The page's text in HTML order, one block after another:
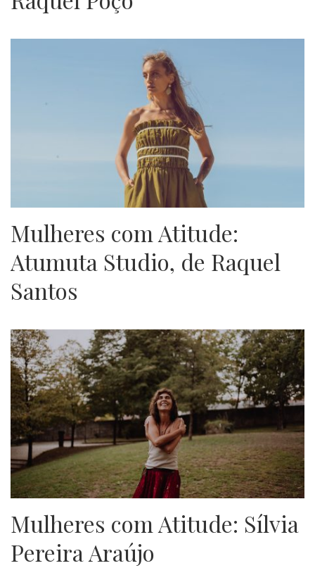
Mulheres com Atitude:
Atumuta Studio, de Raquel
Santos
Mulheres com Atitude: Sílvia
Pereira Araújo